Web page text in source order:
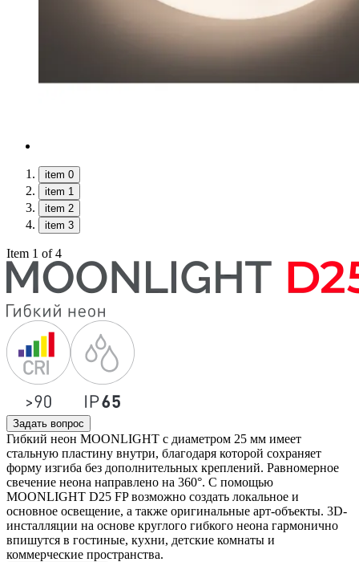
item 0
item 1
item 2
item 3
Item 1 of 4
Задать вопрос
Гибкий неон MOONLIGHT с диаметром 25 мм имеет
стальную пластину внутри, благодаря которой сохраняет
форму изгиба без дополнительных креплений. Равномерное
свечение неона направлено на 360°. С помощью
MOONLIGHT D25 FP возможно создать локальное и
основное освещение, а также оригинальные арт-объекты. 3D-
инсталляции на основе круглого гибкого неона гармонично
впишутся в гостиные, кухни, детские комнаты и
коммерческие пространства.